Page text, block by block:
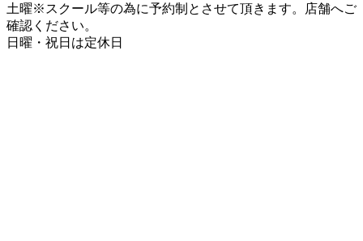
土曜※スクール等の為に予約制とさせて頂きます。店舗へご
確認ください。
日曜・祝日は定休日